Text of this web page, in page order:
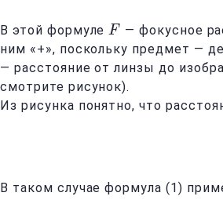
В этой формуле F
F — фокусное
ним «+», поскольку предмет —
— расстояние от линзы до
смотрите рисунок).
Из рисунка понятно, что
В таком случае формула (1)